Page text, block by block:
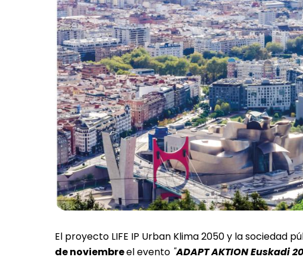
El proyecto LIFE IP Urban Klima 2050 y la sociedad
de noviembreel evento "ADAPT AKTION Euskadi